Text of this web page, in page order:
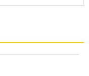
助鏡頭